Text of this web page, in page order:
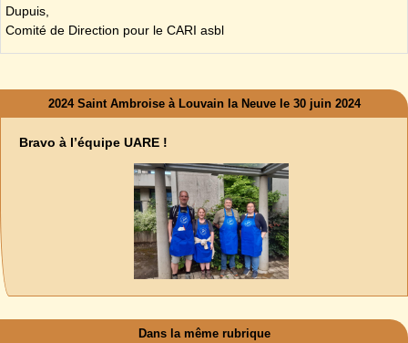
Dupuis,
Comité de Direction pour le CARI asbl
2024 Saint Ambroise à Louvain la Neuve le 30 juin 2024
Bravo à l’équipe UARE !
Dans la même rubrique